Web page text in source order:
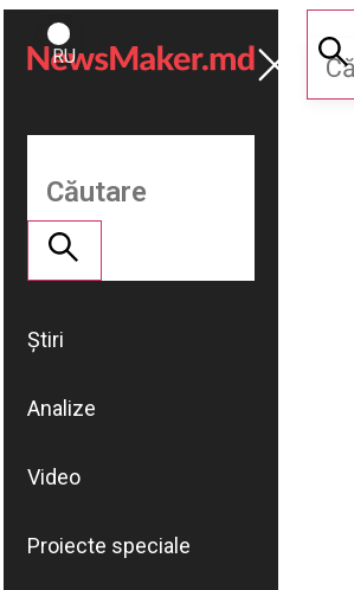
ROMÂNĂ
RU
Susține
NM
Știri
Analize
Video
Proiecte speciale